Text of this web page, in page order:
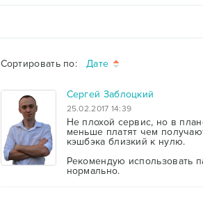
Сортировать по: Дате
Сергей Заблоцкий
25.02.2017 14:39
Не плохой сервис, но в
меньше платят чем
кэшбэка близкий к нулю.
Рекомендую использовать
нормально.